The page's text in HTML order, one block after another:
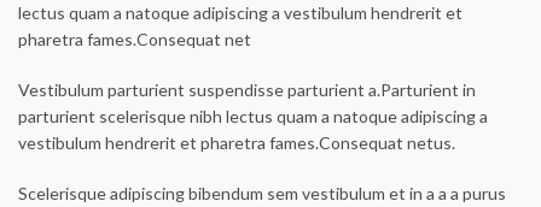
lectus quam a natoque adipiscing a vestibulum hendrerit et
pharetra fames.Consequat net
Vestibulum parturient suspendisse parturient a.Parturient in
parturient scelerisque nibh lectus quam a natoque adipiscing a
vestibulum hendrerit et pharetra fames.Consequat netus.
Scelerisque adipiscing bibendum sem vestibulum et in a a a purus